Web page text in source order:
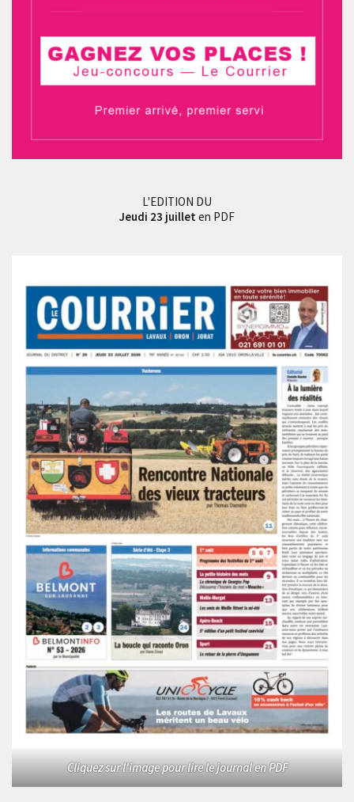
L'EDITION DU
Jeudi 23 juillet en PDF
Cliquez sur l'image pour lire le journal en PDF